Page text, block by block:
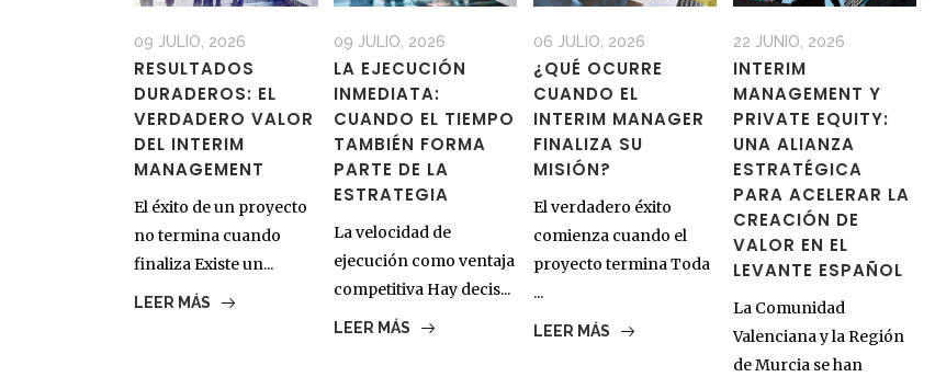
09 JULIO, 2026
RESULTADOS
DURADEROS: EL
VERDADERO VALOR
DEL INTERIM
MANAGEMENT
El éxito de un proyecto
no termina cuando
finaliza Existe un...
LEER MÁS
09 JULIO, 2026
LA EJECUCIÓN
INMEDIATA:
CUANDO EL TIEMPO
TAMBIÉN FORMA
PARTE DE LA
ESTRATEGIA
La velocidad de
ejecución como ventaja
competitiva Hay decis...
LEER MÁS
06 JULIO, 2026
¿QUÉ OCURRE
CUANDO EL
INTERIM MANAGER
FINALIZA SU
MISIÓN?
El verdadero éxito
comienza cuando el
proyecto termina Toda
...
LEER MÁS
22 JUNIO, 2026
INTERIM
MANAGEMENT Y
PRIVATE EQUITY:
UNA ALIANZA
ESTRATÉGICA
PARA ACELERAR LA
CREACIÓN DE
VALOR EN EL
LEVANTE ESPAÑOL
La Comunidad
Valenciana y la Región
de Murcia se han